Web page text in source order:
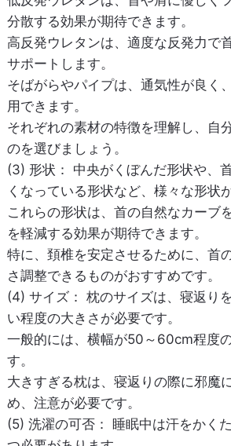
分散する効果が期待できます。
高反発ウレタンは、適度な反発力で
サポートします。
そばがらやパイプは、通気性が良く
用できます。
それぞれの素材の特徴を理解し、自
のを選びましょう。
(3) 形状：
中央がくぼんだ形状や、
くなっている形状など、様々な形状
これらの形状は、首の自然なカーブ
を軽減する効果が期待できます。
特に、頚椎を安定させるために、首
さ調整できるものがおすすめです。
(4) サイズ： 枕のサイズは、寝返り
い程度の大きさが必要です。
一般的には、横幅が50～60cm程度
す。
大きすぎる枕は、寝返りの際に邪魔
め、注意が必要です。
(5) 洗濯の可否：
睡眠中は汗をかく